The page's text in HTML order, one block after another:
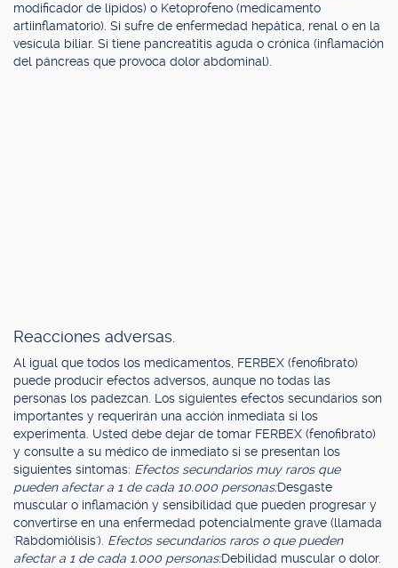
modificador de lípidos) o Ketoprofeno (medicamento
artiinflamatorio). Si sufre de enfermedad hepática, renal o en la
vesícula biliar. Si tiene pancreatitis aguda o crónica (inflamación
del páncreas que provoca dolor abdominal).
Reacciones adversas.
Al igual que todos los medicamentos, FERBEX (fenofibrato)
puede producir efectos adversos, aunque no todas las
personas los padezcan. Los siguientes efectos secundarios son
importantes y requerirán una acción inmediata si los
experimenta. Usted debe dejar de tomar FERBEX (fenofibrato)
y consulte a su médico de inmediato si se presentan los
siguientes síntomas: Efectos secundarios muy raros que
pueden afectar a 1 de cada 10.000 personas:Desgaste
muscular o inflamación y sensibilidad que pueden progresar y
convertirse en una enfermedad potencialmente grave (llamada
'Rabdomiólisis'). Efectos secundarios raros o que pueden
afectar a 1 de cada 1.000 personas:Debilidad muscular o dolor.